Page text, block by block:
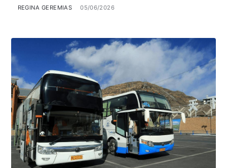
REGINA GEREMIAS 05/06/2026